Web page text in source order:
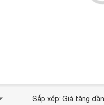
Sắp xếp: Giá tăng dần